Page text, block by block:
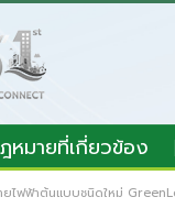
หมายที่เกี่ยวข้อง
ไฟฟ้าต้นแบบชนิดใหม่